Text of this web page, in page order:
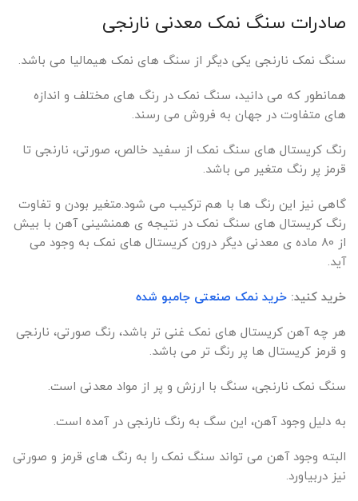
صادرات سنگ نمک معدنی نارنجی
سنگ نمک نارنجی یکی دیگر از سنگ های نمک هیمالیا می باشد.
همانطور که می دانید، سنگ نمک در رنگ های مختلف و اندازه
های متفاوت در جهان به فروش می رسند.
رنگ کریستال های سنگ نمک از سفید خالص، صورتی، نارنجی تا
قرمز پر رنگ متغیر می باشد.
گاهی نیز این رنگ ها با هم ترکیب می شود.متغیر بودن و تفاوت
رنگ کریستال های سنگ نمک در نتیجه ی همنشینی آهن با بیش
از 80 ماده ی معدنی دیگر درون کریستال های نمک به وجود می
آید.
خرید کنید: خرید نمک صنعتی جامبو شده
هر چه آهن کریستال های نمک غنی تر باشد، رنگ صورتی، نارنجی
و قرمز کریستال ها پر رنگ تر می باشد.
سنگ نمک نارنجی، سنگ با ارزش و پر از مواد معدنی است.
به دلیل وجود آهن، این سگ به رنگ نارنجی در آمده است.
البته وجود آهن می تواند سنگ نمک را به رنگ های قرمز و صورتی
نیز دربیاورد.